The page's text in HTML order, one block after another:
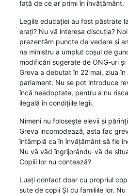
față de ce ar primi în învățământ.
Legile educației au fost păstrate
erați? Nu vă interesa discuția?
prezentăm puncte de vedere și
na ministru a umplut coșul de
modificări sugerate de ONG-uri și
Greva a debutat în 22 mai, ziua
parlament. Nu se pot introduce
încă neadoptate, pentru a nu
ilegală în condițiile legii.
Nimeni nu folosește elevii și
Greva incomodează, asta fac
întâmplă ca în învățământ să fie
Nu vă văd îngrijorându-vă de
Copiii lor nu contează?
Luați contact doar cu propriul
sute de copii ȘI cu familiile lor.